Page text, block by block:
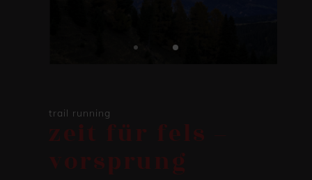
trail running
zeit für fels –
vorsprung